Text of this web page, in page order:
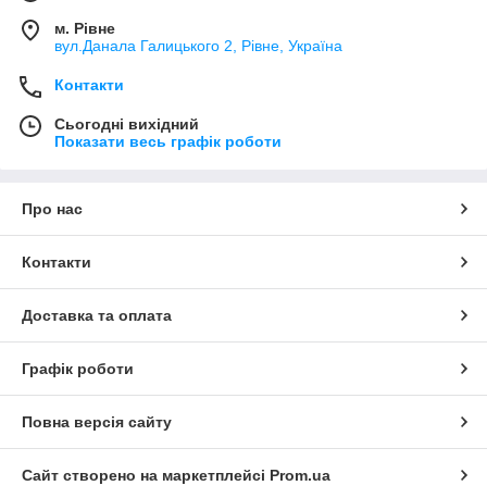
м. Рівне
вул.Данала Галицького 2, Рівне, Україна
Контакти
Сьогодні вихідний
Показати весь графік роботи
Про нас
Контакти
Доставка та оплата
Графік роботи
Повна версія сайту
Сайт створено на маркетплейсі Prom.ua